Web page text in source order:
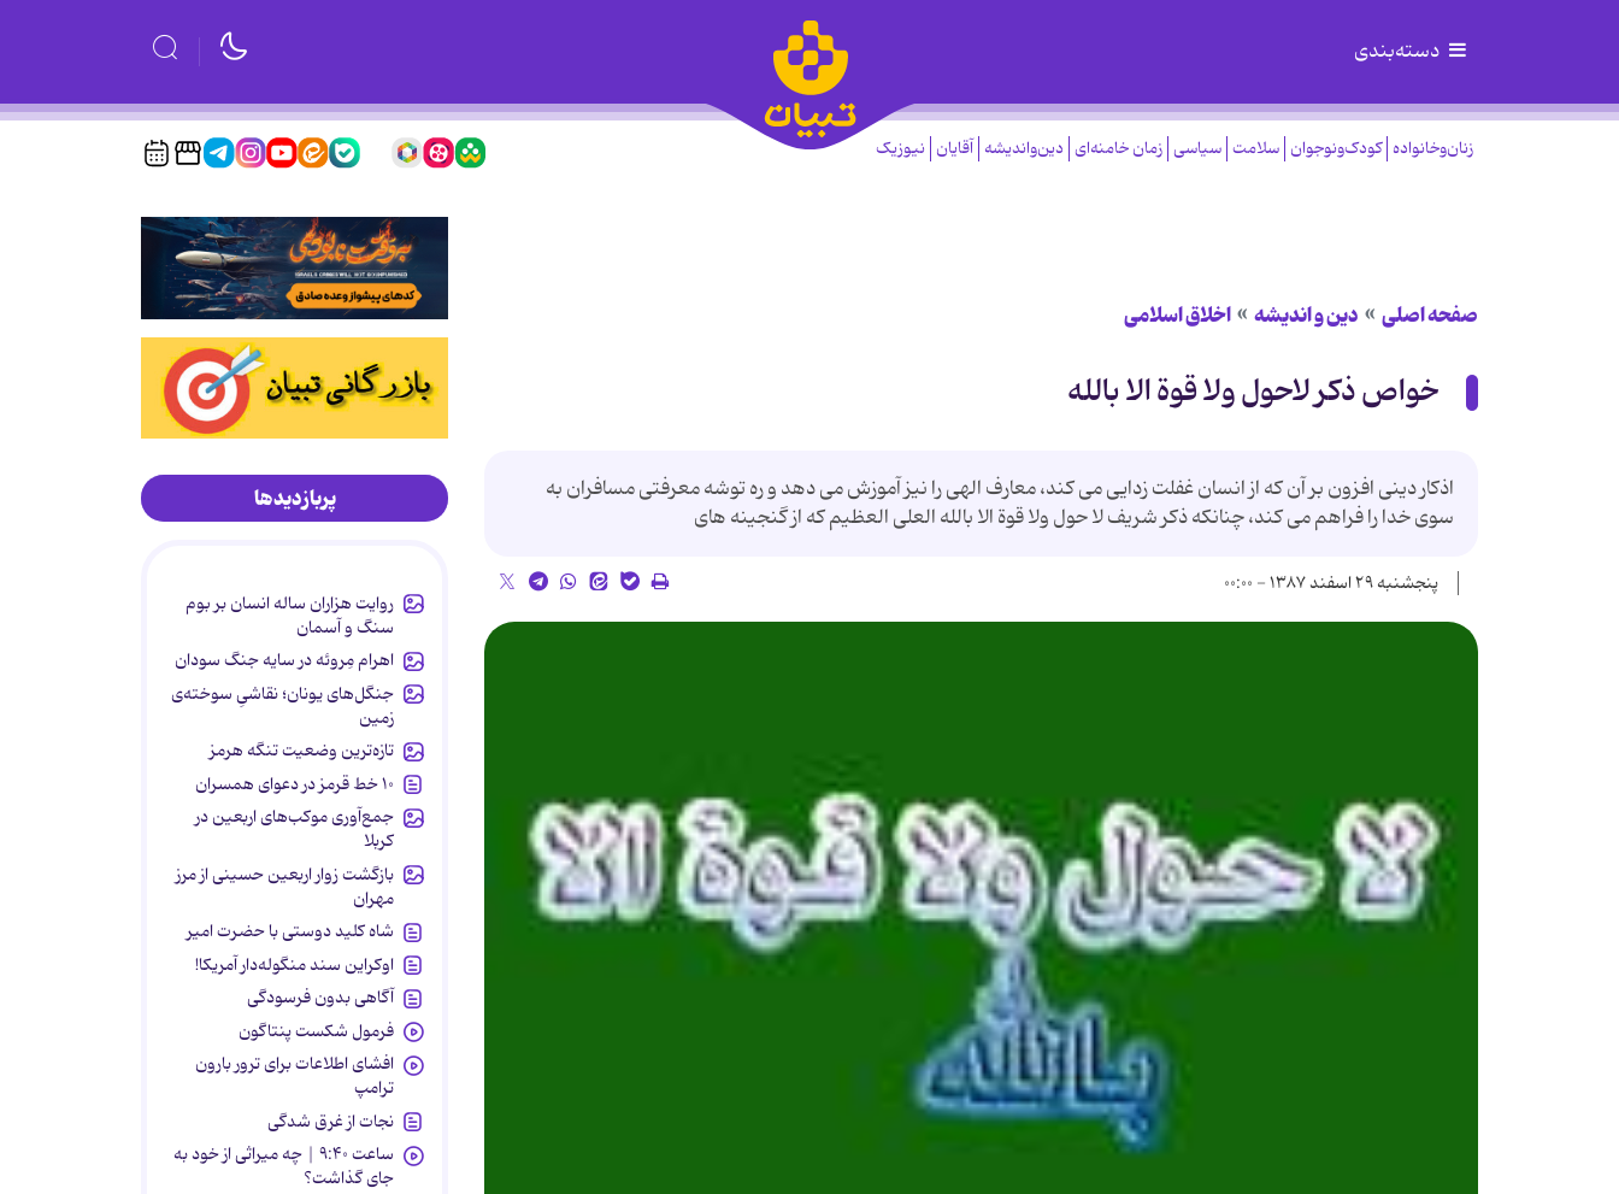
دسته‌بندی
زنان‌وخانواده کودک‌ونوجوان سلامت سیاسی زمان خامنه‌ای دین‌واندیشه آقایان نیوزیک
صفحه اصلی دین و اندیشه اخلاق اسلامی
خواص ذكر لاحول ولا قوة الا بالله
اذكار دينى افزون بر آن كه از انسان غفلت زدايى مى كند، معارف الهى را نيز آموزش مى دهد و ره توشه معرفتى مسافران به
سوى خدا را فراهم مى كند، چنانكه ذكر شريف لا حول ولا قوة الا بالله العلى العظيم كه از گنجينه هاى
پنجشنبه ۲۹ اسفند ۱۳۸۷ - ۰۰:۰۰
پربازدیدها
روایت هزاران ساله انسان بر بوم
سنگ و آسمان
اهرام مِروئه در سایه جنگ سودان
جنگل‌های یونان؛ نقاشیِ سوخته‌ی
زمین
تازه‌ترین وضعیت تنگه هرمز
۱۰ خط قرمز در دعوای همسران
جمع‌آوری موکب‌های اربعین در
کربلا
بازگشت زوار اربعین حسینی از مرز
مهران
شاه کلید دوستی با حضرت امیر
اوکراین سند منگوله‌دار آمریکا!
آگاهی بدون فرسودگی
فرمول شکست پنتاگون
افشای اطلاعات برای ترور بارون
ترامپ
نجات از غرق شدگی
ساعت ۹:۴۰ | چه میراثی از خود به
جای گذاشت؟